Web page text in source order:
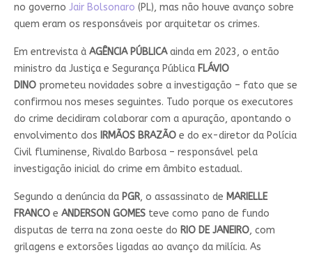
no governo Jair Bolsonaro (PL), mas não houve avanço sobre
quem eram os responsáveis por arquitetar os crimes.
Em entrevista à AGÊNCIA PÚBLICAainda em 2023, o então
ministro da Justiça e Segurança Pública FLÁVIO
DINOprometeu novidades sobre a investigação – fato que se
confirmou nos meses seguintes. Tudo porque os executores
do crime decidiram colaborar com a apuração, apontando o
envolvimento dos IRMÃOS BRAZÃOe do ex-diretor da Polícia
Civil fluminense, Rivaldo Barbosa – responsável pela
investigação inicial do crime em âmbito estadual.
Segundo a denúncia da PGR, o assassinato de MARIELLE
FRANCOe ANDERSON GOMESteve como pano de fundo
disputas de terra na zona oeste do RIO DE JANEIRO, com
grilagens e extorsões ligadas ao avanço da milícia. As